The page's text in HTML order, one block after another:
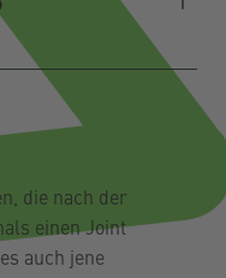
die nach der
einen Joint
auch jene